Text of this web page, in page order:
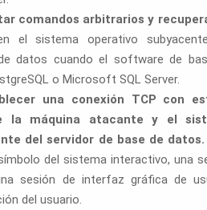
comandos arbitrarios y
el sistema operativo
datos cuando el software de
o Microsoft SQL Server.
una conexión TCP con
la máquina atacante y el
del servidor de base de datos.
del sistema interactivo, una
sesión de interfaz gráfica de
del usuario.